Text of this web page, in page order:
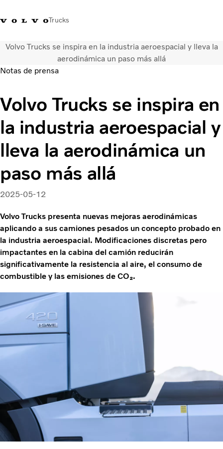
Trucks
Soluciones de transporte
Camiones
Noticias
Contacto
Cada gota cuenta
Truck Builder
Volvo Trucks se inspira en la industria aeroespacial y lleva la
aerodinámica un paso más allá
Notas de prensa
Volvo Trucks se inspira en
la industria aeroespacial y
lleva la aerodinámica un
paso más allá
2025-05-12
Volvo Trucks presenta nuevas mejoras aerodinámicas
aplicando a sus camiones pesados un concepto probado en
la industria aeroespacial. Modificaciones discretas pero
impactantes en la cabina del camión reducirán
significativamente la resistencia al aire, el consumo de
combustible y las emisiones de CO₂.